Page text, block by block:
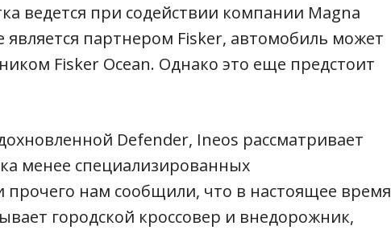
ведется при содействии компании Magna
является партнером Fisker, автомобиль может
Fisker Ocean. Однако это еще предстоит
Defender, Ineos рассматривает
менее специализированных
прочего нам сообщили, что в настоящее время
городской кроссовер и внедорожник,